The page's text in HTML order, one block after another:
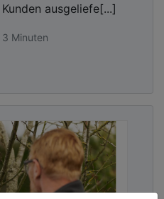
ausgeliefe[...]
Minuten